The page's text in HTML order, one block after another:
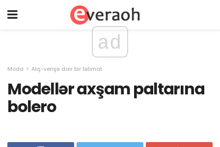
ad
Moda Alış-verişə dair bir təlimat
Modellər axşam paltarına
bolero